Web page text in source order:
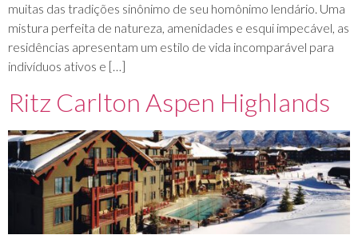
muitas das tradições sinônimo de seu homônimo lendário. Uma
mistura perfeita de natureza, amenidades e esqui impecável, as
residências apresentam um estilo de vida incomparável para
indivíduos ativos e […]
Ritz Carlton Aspen Highlands